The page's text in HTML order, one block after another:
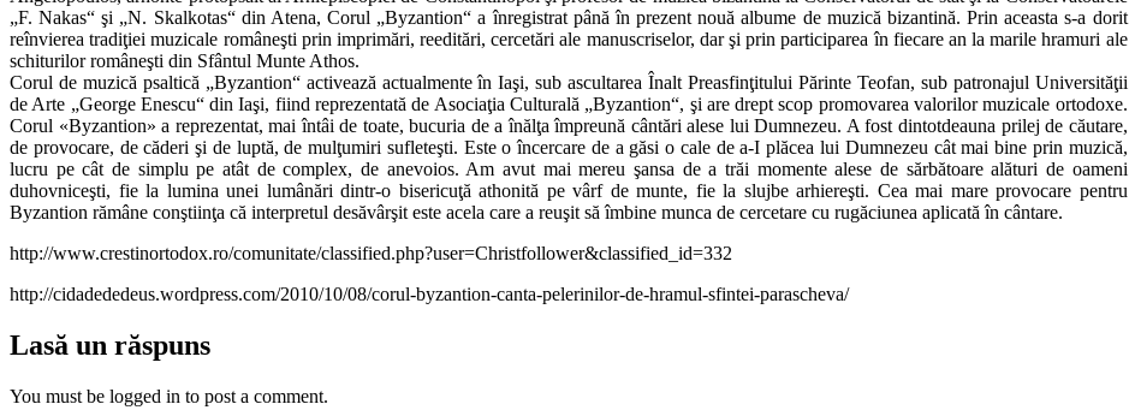
„F. Nakas“ şi „N. Skalkotas“ din Atena, Corul „Byzantion“ a înregistrat până în prezent nouă albume de muzică bizantină. Prin aceasta s-a dorit
reînvierea tradiţiei muzicale româneşti prin imprimări, reeditări, cercetări ale manuscriselor, dar şi prin participarea în fiecare an la marile hramuri ale
schiturilor româneşti din Sfântul Munte Athos.
Corul de muzică psaltică „Byzantion“ activează actualmente în Iaşi, sub ascultarea Înalt Preasfinţitului Părinte Teofan, sub patronajul Universităţii
de Arte „George Enescu“ din Iaşi, fiind reprezentată de Asociaţia Culturală „Byzantion“, şi are drept scop promovarea valorilor muzicale ortodoxe.
Corul «Byzantion» a reprezentat, mai întâi de toate, bucuria de a înălţa împreună cântări alese lui Dumnezeu. A fost dintotdeauna prilej de căutare,
de provocare, de căderi şi de luptă, de mulţumiri sufleteşti. Este o încercare de a găsi o cale de a-I plăcea lui Dumnezeu cât mai bine prin muzică,
lucru pe cât de simplu pe atât de complex, de anevoios. Am avut mai mereu şansa de a trăi momente alese de sărbătoare alături de oameni
duhovniceşti, fie la lumina unei lumânări dintr-o bisericuţă athonită pe vârf de munte, fie la slujbe arhiereşti. Cea mai mare provocare pentru
Byzantion rămâne conştiinţa că interpretul desăvârşit este acela care a reuşit să îmbine munca de cercetare cu rugăciunea aplicată în cântare.
http://www.crestinortodox.ro/comunitate/classified.php?user=Christfollower&classified_id=332
http://cidadededeus.wordpress.com/2010/10/08/corul-byzantion-canta-pelerinilor-de-hramul-sfintei-parascheva/
Lasă un răspuns
You must be logged in to post a comment.